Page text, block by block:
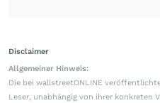
Disclaimer
Allgemeiner Hinweis:
Die bei wallstreetONLINE
Leser, unabhängig von ihrer konkreten